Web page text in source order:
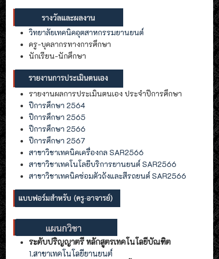
วิทยาลัยเทคนิคอุตสาหกรรมยานยนต์
ครู-บุคลากรทางการศึกษา
นักเรียน-นักศึกษา
รายงานผลการประเมินตนเอง ประจำปีการศึกษา
ปีการศึกษา 2564
ปีการศึกษา 2565
ปีการศึกษา 2566
ปีการศึกษา 2567
สาขาวิชาเทคนิคเครื่องกล SAR2566
สาขาวิชาเทคโนโลยีบริการยานยนต์ SAR2566
สาขาวิชาเทคนิคซ่อมตัวถังและสีรถยนต์ SAR2566
ระดับปริญญาตรี หลักสูตรเทคโนโลยีบัณฑิต
1.สาขาเทคโนโลยียานยนต์